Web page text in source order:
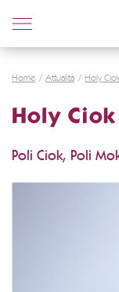
Home Attualità Holy
Holy Ciok
Poli Ciok, Poli